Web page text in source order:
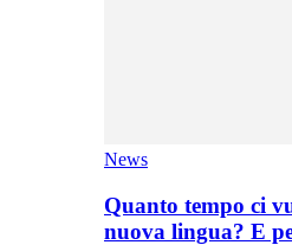
News
Quanto tempo ci
nuova lingua? E